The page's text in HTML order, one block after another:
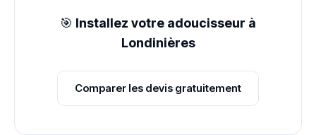
🎯 Installez votre adoucisseur à
Londinières
Comparer les devis gratuitement